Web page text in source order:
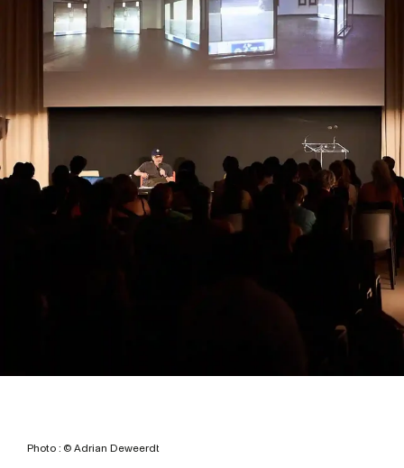
Photo : © Adrian Deweerdt